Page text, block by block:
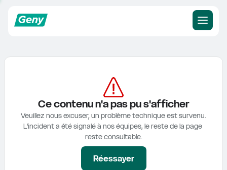
Ce contenu n'a pas pu s'afficher
Veuillez nous excuser, un problème technique est survenu.
L'incident a été signalé à nos équipes, le reste de la page
reste consultable.
Réessayer